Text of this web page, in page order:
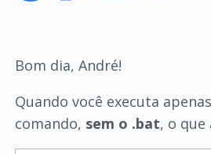
Bom dia, André!
Quando você executa
comando, sem o .bat, o que